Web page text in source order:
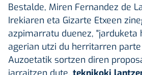
Bestalde, Miren Fernandez de
Irekiaren eta Gizarte Etxeen
azpimarratu duenez, "jarduketa
agerian utzi du herritarren
Auzoetatik sortzen diren